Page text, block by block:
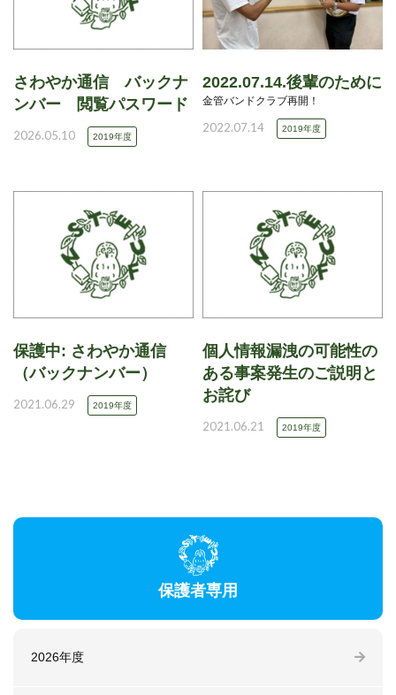
さわやか通信 バックナ
ンバー 閲覧パスワード
2026.05.10 2019年度
2022.07.14.後輩のために
金管バンドクラブ再開！
2022.07.14 2019年度
保護中: さわやか通信
（バックナンバー）
2021.06.29 2019年度
個人情報漏洩の可能性の
ある事案発生のご説明と
お詫び
2021.06.21 2019年度
保護者専用
2026年度